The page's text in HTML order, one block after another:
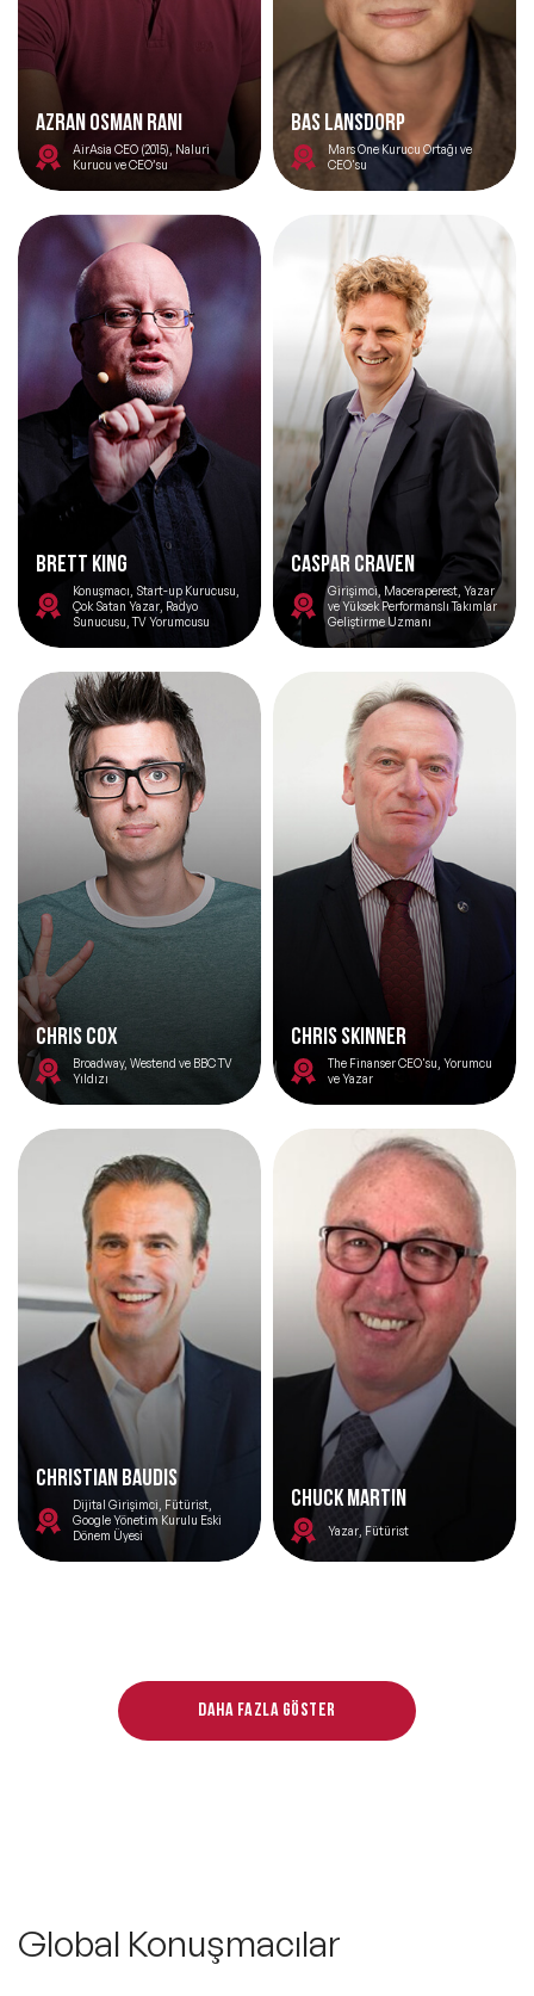
AZRAN OSMAN RANI
AirAsia CEO (2015), Naluri
Kurucu ve CEO’su
Bas Lansdorp
Mars One Kurucu Ortağı ve
CEO'su
BRETT KING
Konuşmacı, Start-up Kurucusu,
Çok Satan Yazar, Radyo
Sunucusu, TV Yorumcusu
Caspar Craven
Girişimci, Maceraperest, Yazar
ve Yüksek Performanslı Takımlar
Geliştirme Uzmanı
CHRIS COX
Broadway, Westend ve BBC TV
Yıldızı
CHRIS SKINNER
The Finanser CEO'su, Yorumcu
ve Yazar
CHRISTIAN BAUDIS
Dijital Girişimci, Fütürist,
Google Yönetim Kurulu Eski
Dönem Üyesi
CHUCK MARTIN
Yazar, Fütürist
Daha fazla göster
Global Konuşmacılar